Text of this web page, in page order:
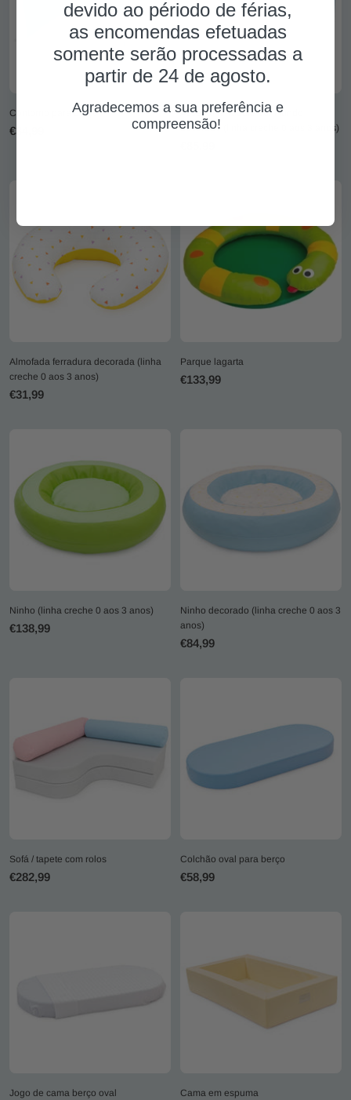
Contorno para berço
Preço
€34,99
Assento ferradura com fundo
decorado (linha creche 0 aos 3 anos)
Almofada ferradura decorada (linha
creche 0 aos 3 anos)
Preço
€31,99
Parque lagarta
Preço
€133,99
Ninho (linha creche 0 aos 3 anos)
Preço
€138,99
Ninho decorado (linha creche 0 aos 3
anos)
Preço
€84,99
Sofá / tapete com rolos
Preço
€282,99
Colchão oval para berço
Preço
€58,99
Jogo de cama berço oval Cama em espuma
devido ao périodo de férias,
as encomendas efetuadas
somente serão processadas a
partir de 24 de agosto.
Agradecemos a sua preferência e
compreensão!